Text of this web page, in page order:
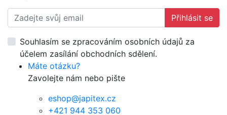
Přihlásit se
Souhlasím se zpracováním osobních údajů za
účelem zasílání obchodních sdělení.
Máte otázku?
Zavolejte nám nebo pište
eshop@japitex.cz
+421 944 353 060